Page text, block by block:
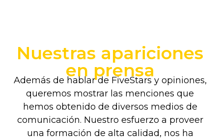
Nuestras apariciones
en prensa
Además de hablar de FiveStars y opiniones,
queremos mostrar las menciones que
hemos obtenido de diversos medios de
comunicación. Nuestro esfuerzo a proveer
una formación de alta calidad, nos ha